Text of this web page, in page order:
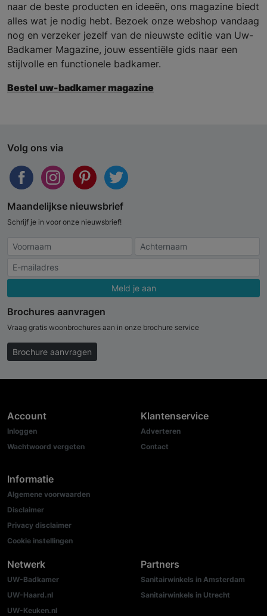
naar de beste producten en ideeën, ons magazine biedt
alles wat je nodig hebt. Bezoek onze webshop vandaag
nog en verzeker jezelf van de nieuwste editie van Uw-
Badkamer Magazine, jouw essentiële gids naar een
stijlvolle en functionele badkamer.
Bestel uw-badkamer magazine
Volg ons via
Maandelijkse nieuwsbrief
Schrijf je in voor onze nieuwsbrief!
Meld je aan
Brochures aanvragen
Vraag gratis woonbrochures aan in onze brochure service
Brochure aanvragen
Account
Inloggen
Wachtwoord vergeten
Informatie
Algemene voorwaarden
Disclaimer
Privacy disclaimer
Cookie instellingen
Klantenservice
Adverteren
Contact
Netwerk
UW-Badkamer
UW-Haard.nl
UW-Keuken.nl
Partners
Sanitairwinkels in Amsterdam
Sanitairwinkels in Utrecht